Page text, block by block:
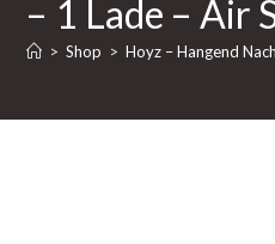
– 1 Lade – Air
> Shop > Hoyz – Hangend